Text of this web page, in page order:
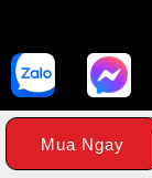
Mua Ngay